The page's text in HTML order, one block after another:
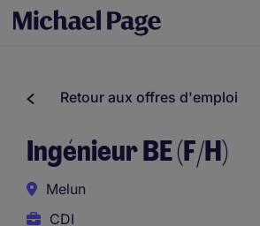
Retour aux offres d'emploi
Ingénieur BE (F/H)
Melun
CDI